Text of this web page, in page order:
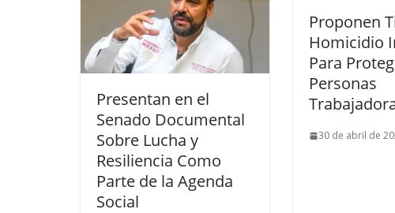
Presentan en el
Senado Documental
Sobre Lucha y
Resiliencia Como
Parte de la Agenda
Social
Proponen
Homicidio
Para
Personas
30 de abril de